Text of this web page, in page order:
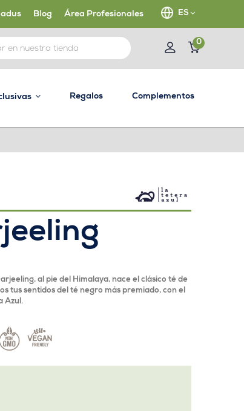
ES
Blog Área Profesionales
0
Regalos Complementos
al pie del Himalaya, nace el clásico té de
tus sentidos del té negro más premiado, con el
Azul.